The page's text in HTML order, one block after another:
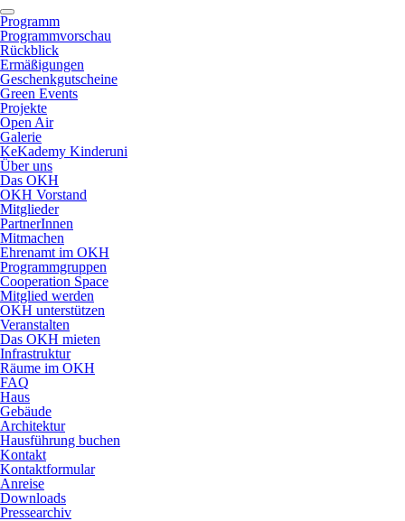
Programm
Programmvorschau
Rückblick
Ermäßigungen
Geschenkgutscheine
Green Events
Projekte
Open Air
Galerie
KeKademy Kinderuni
Über uns
Das OKH
OKH Vorstand
Mitglieder
PartnerInnen
Mitmachen
Ehrenamt im OKH
Programmgruppen
Cooperation Space
Mitglied werden
OKH unterstützen
Veranstalten
Das OKH mieten
Infrastruktur
Räume im OKH
FAQ
Haus
Gebäude
Architektur
Hausführung buchen
Kontakt
Kontaktformular
Anreise
Downloads
Pressearchiv